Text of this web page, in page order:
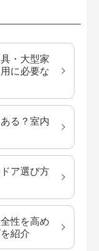
・大型家
に必要な
る？室内
ア選び方
性を高め
紹介